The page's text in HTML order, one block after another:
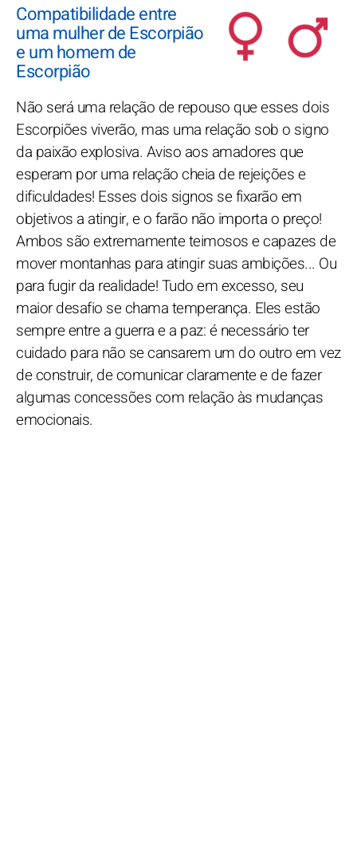
Compatibilidade entre
uma mulher de Escorpião
e um homem de
Escorpião
Não será uma relação de repouso que esses dois
Escorpiões viverão, mas uma relação sob o signo
da paixão explosiva. Aviso aos amadores que
esperam por uma relação cheia de rejeições e
dificuldades! Esses dois signos se fixarão em
objetivos a atingir, e o farão não importa o preço!
Ambos são extremamente teimosos e capazes de
mover montanhas para atingir suas ambições... Ou
para fugir da realidade! Tudo em excesso, seu
maior desafio se chama temperança. Eles estão
sempre entre a guerra e a paz: é necessário ter
cuidado para não se cansarem um do outro em vez
de construir, de comunicar claramente e de fazer
algumas concessões com relação às mudanças
emocionais.